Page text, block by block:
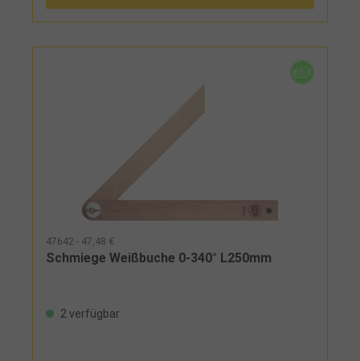
47642 - 47,48 €
Schmiege Weißbuche 0-340° L250mm
2 verfügbar